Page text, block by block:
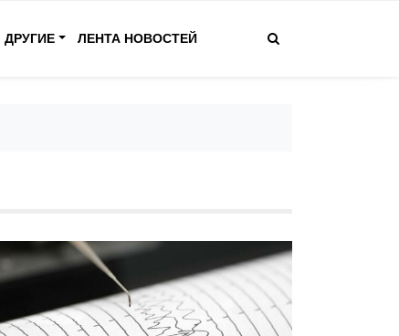
ДРУГИЕ ЛЕНТА НОВОСТЕЙ